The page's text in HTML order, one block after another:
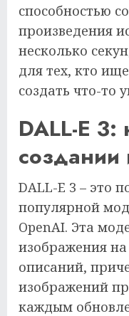
способностью
произведения
несколько
для тех, кто
создать что-то
DALL-E 3:
DALL-E 3 – это
популярной
OpenAI. Эта
изображения на
описаний,
изображений
каждым